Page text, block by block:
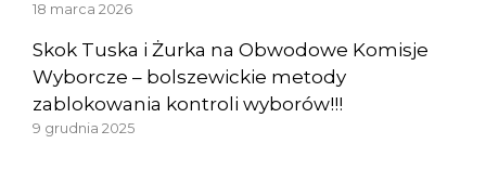
18 marca 2026
Skok Tuska i Żurka na Obwodowe Komisje
Wyborcze – bolszewickie metody
zablokowania kontroli wyborów!!!
9 grudnia 2025